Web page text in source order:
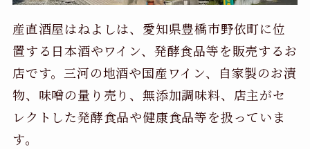
産直酒屋はねよしは、愛知県豊橋市野依町に位
置する日本酒やワイン、発酵食品等を販売するお
店です。三河の地酒や国産ワイン、自家製のお漬
物、味噌の量り売り、無添加調味料、店主がセ
レクトした発酵食品や健康食品等を扱っていま
す。